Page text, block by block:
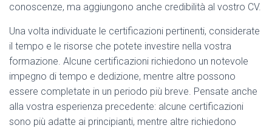
conoscenze, ma aggiungono anche credibilità al vostro CV.
Una volta individuate le certificazioni pertinenti, considerate
il tempo e le risorse che potete investire nella vostra
formazione. Alcune certificazioni richiedono un notevole
impegno di tempo e dedizione, mentre altre possono
essere completate in un periodo più breve. Pensate anche
alla vostra esperienza precedente: alcune certificazioni
sono più adatte ai principianti, mentre altre richiedono